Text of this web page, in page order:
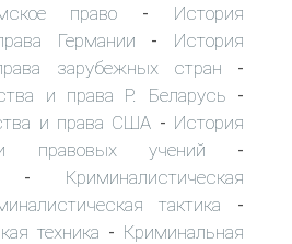
право - История
Германии - История
зарубежных стран -
и права Р. Беларусь -
и права США - История
правовых учений -
- Криминалистическая
тактика -
техника - Криминальная